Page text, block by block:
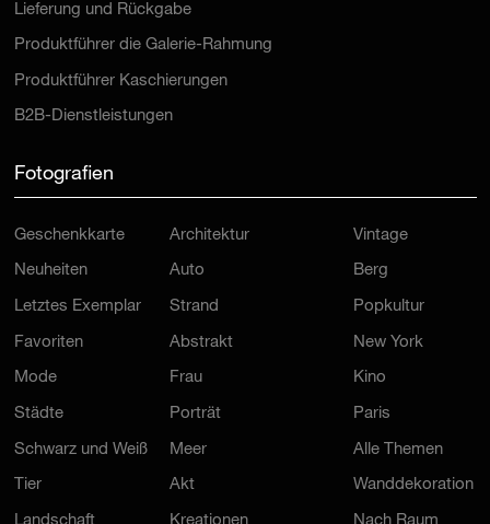
Lieferung und Rückgabe
Produktführer die Galerie-Rahmung
Produktführer Kaschierungen
B2B-Dienstleistungen
Fotografien
Geschenkkarte
Neuheiten
Letztes Exemplar
Favoriten
Mode
Städte
Schwarz und Weiß
Tier
Architektur
Auto
Strand
Abstrakt
Frau
Porträt
Meer
Akt
Vintage
Berg
Popkultur
New York
Kino
Paris
Alle Themen
Wanddekoration